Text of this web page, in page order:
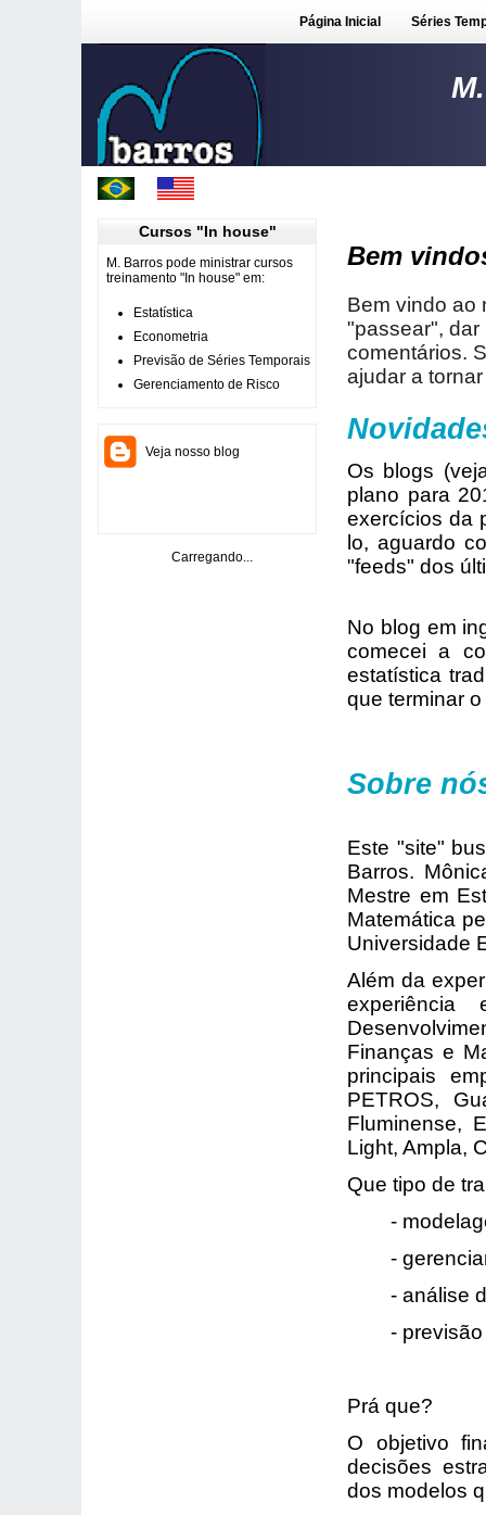
Página Inicial Séries
Cursos "In house"
M. Barros pode ministrar cursos
treinamento "In house" em:
Estatística
Econometria
Previsão de Séries Temporais
Gerenciamento de Risco
Veja nosso blog
Carregando...
Bem
Bem vindo ao
"passear", dar
comentários.
ajudar a
Os blogs
plano para
exercícios da
lo, aguardo
"feeds" dos
No blog em
comecei a
estatística
que terminar
Sobre
Este "site"
Barros.
Mestre em
Matemática
Universidade
Além da
Finanças e
principais
PETROS,
Fluminense,
Light, Ampla,
Que tipo de
-
-
- análise
- previsão
Prá que?
O objetivo
decisões
dos modelos